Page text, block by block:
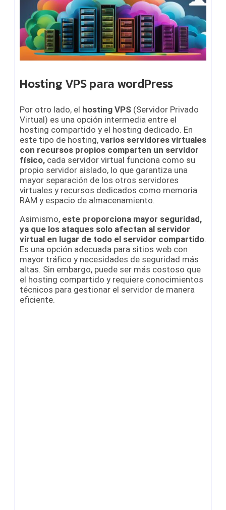
Hosting VPS para wordPress
Por otro lado, el hosting VPS (Servidor Privado
Virtual) es una opción intermedia entre el
hosting compartido y el hosting dedicado. En
este tipo de hosting, varios servidores virtuales
con recursos propios comparten un servidor
físico, cada servidor virtual funciona como su
propio servidor aislado, lo que garantiza una
mayor separación de los otros servidores
virtuales y recursos dedicados como memoria
RAM y espacio de almacenamiento.
Asimismo, este proporciona mayor seguridad,
ya que los ataques solo afectan al servidor
virtual en lugar de todo el servidor compartido.
Es una opción adecuada para sitios web con
mayor tráfico y necesidades de seguridad más
altas. Sin embargo, puede ser más costoso que
el hosting compartido y requiere conocimientos
técnicos para gestionar el servidor de manera
eficiente.